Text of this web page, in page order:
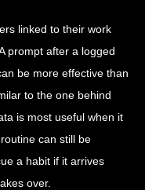
linked to their work
prompt after a logged
be more effective than
to the one behind
is most useful when it
can still be
a habit if it arrives
over.